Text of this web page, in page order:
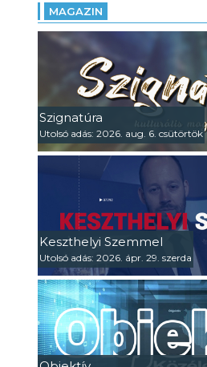
MAGAZIN
Szignatúra
Utolsó adás: 2026. aug. 6. csütörtök
Keszthelyi Szemmel
Utolsó adás: 2026. ápr. 29. szerda